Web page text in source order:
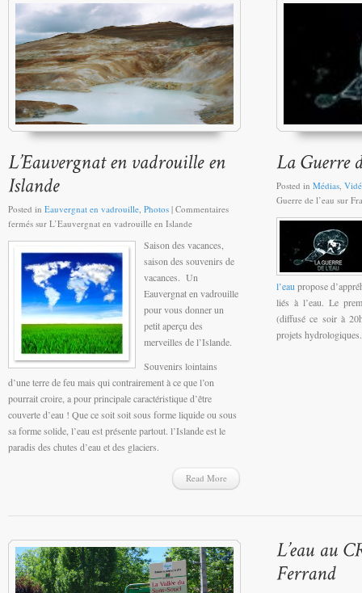
Posted in Eauvergnat en vadrouille Photos | Commentaires
fermés sur L’Eauvergnat en vadrouille en Islande
Saison des vacances,
saison des souvenirs de
vacances. Un
Eauvergnat en vadrouille
pour vous donner un
petit aperçu des
merveilles de l’Islande.
Souvenirs lointains
d’une terre de feu mais qui contrairement à ce que l’on
pourrait croire, a pour principale caractéristique d’être
couverte d’eau ! Que ce soit soit sous forme liquide ou sous
sa forme solide, l’eau est présente partout. l’Islande est le
paradis des chutes d’eau et des glaciers.
Read More
Posted in Médias
Guerre de l’eau sur
l’eau propose
liés à l’eau. Le
(diffusé ce soir à
projets hydrologiques.